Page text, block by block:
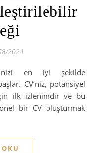
2024
en iyi şekilde
CV’niz, potansiyel
ilk izlenimdir ve bu
bir CV oluşturmak